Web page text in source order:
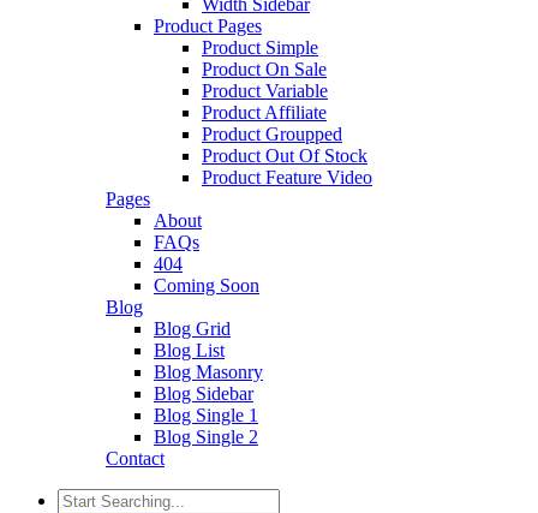
Width Sidebar
Product Pages
Product Simple
Product On Sale
Product Variable
Product Affiliate
Product Groupped
Product Out Of Stock
Product Feature Video
Pages
About
FAQs
404
Coming Soon
Blog
Blog Grid
Blog List
Blog Masonry
Blog Sidebar
Blog Single 1
Blog Single 2
Contact